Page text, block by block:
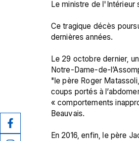
Le ministre de l'Intérieur
Ce tragique décès
dernières années.
Le 29 octobre dernier,
Notre-Dame-de-
"le père Roger
coups portés à
« comportements
Beauvais.
En 2016, enfin, le père